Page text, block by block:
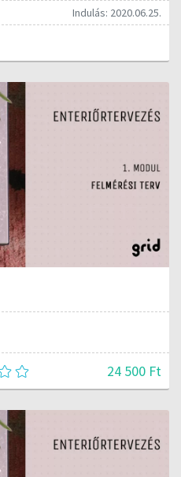
Indulás: 2020.06.25.
24 500 Ft